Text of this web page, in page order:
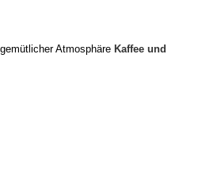
Atmosphäre Kaffee und